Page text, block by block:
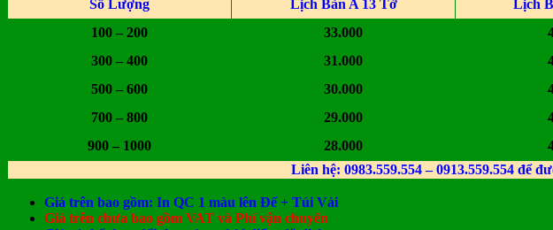
Số Lượng Lịch Bàn A 13 Tờ Lịch
100 – 200
33.000
300 – 400
31.000
500 – 600
30.000
700 – 800
29.000
900 – 1000
28.000
Liên hệ: 0983.559.554 – 0913.559.554 để
Giá trên bao gồm: In QC 1 màu lên Đế + Túi Vải
Giá trên chưa bao gồm VAT và Phí vận chuyển